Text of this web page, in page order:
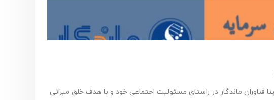
فناوران ماندگار در راستای مسئولیت اجتماعی خود و با هدف خلق میراثی